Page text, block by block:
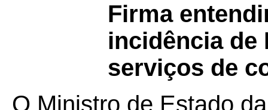
Firma
incidência de
serviços de
O Ministro de Estado